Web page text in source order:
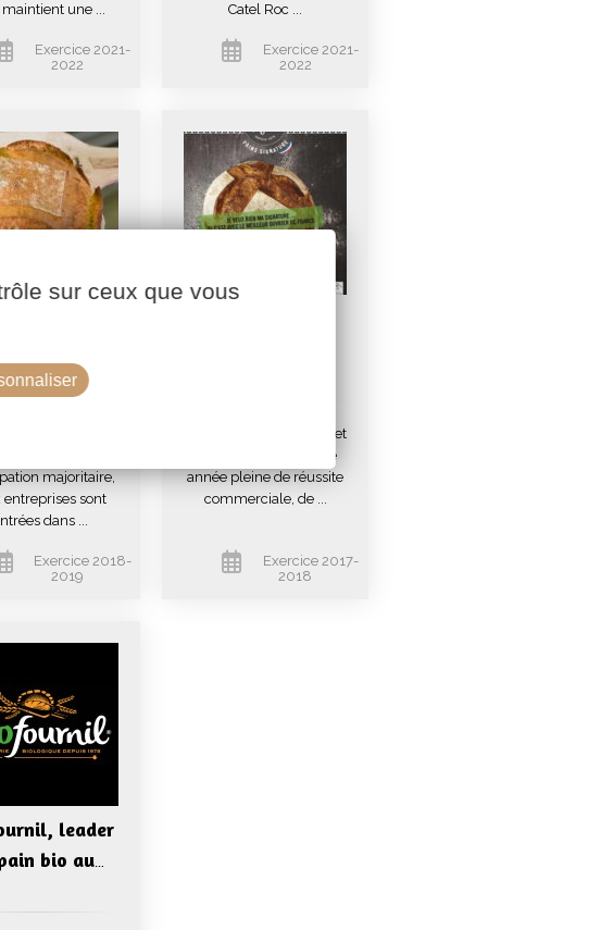
maintient une ...
Exercice 2021-
2022
Catel Roc ...
Exercice 2021-
2022
majoritaire,
entreprises sont
dans ...
Exercice 2018-
2019
Biofournil, basé au Puiset
Doré (49), a passé une
année pleine de réussite
commerciale, de ...
Exercice 2017-
2018
leader
bio au
sur ceux que vous